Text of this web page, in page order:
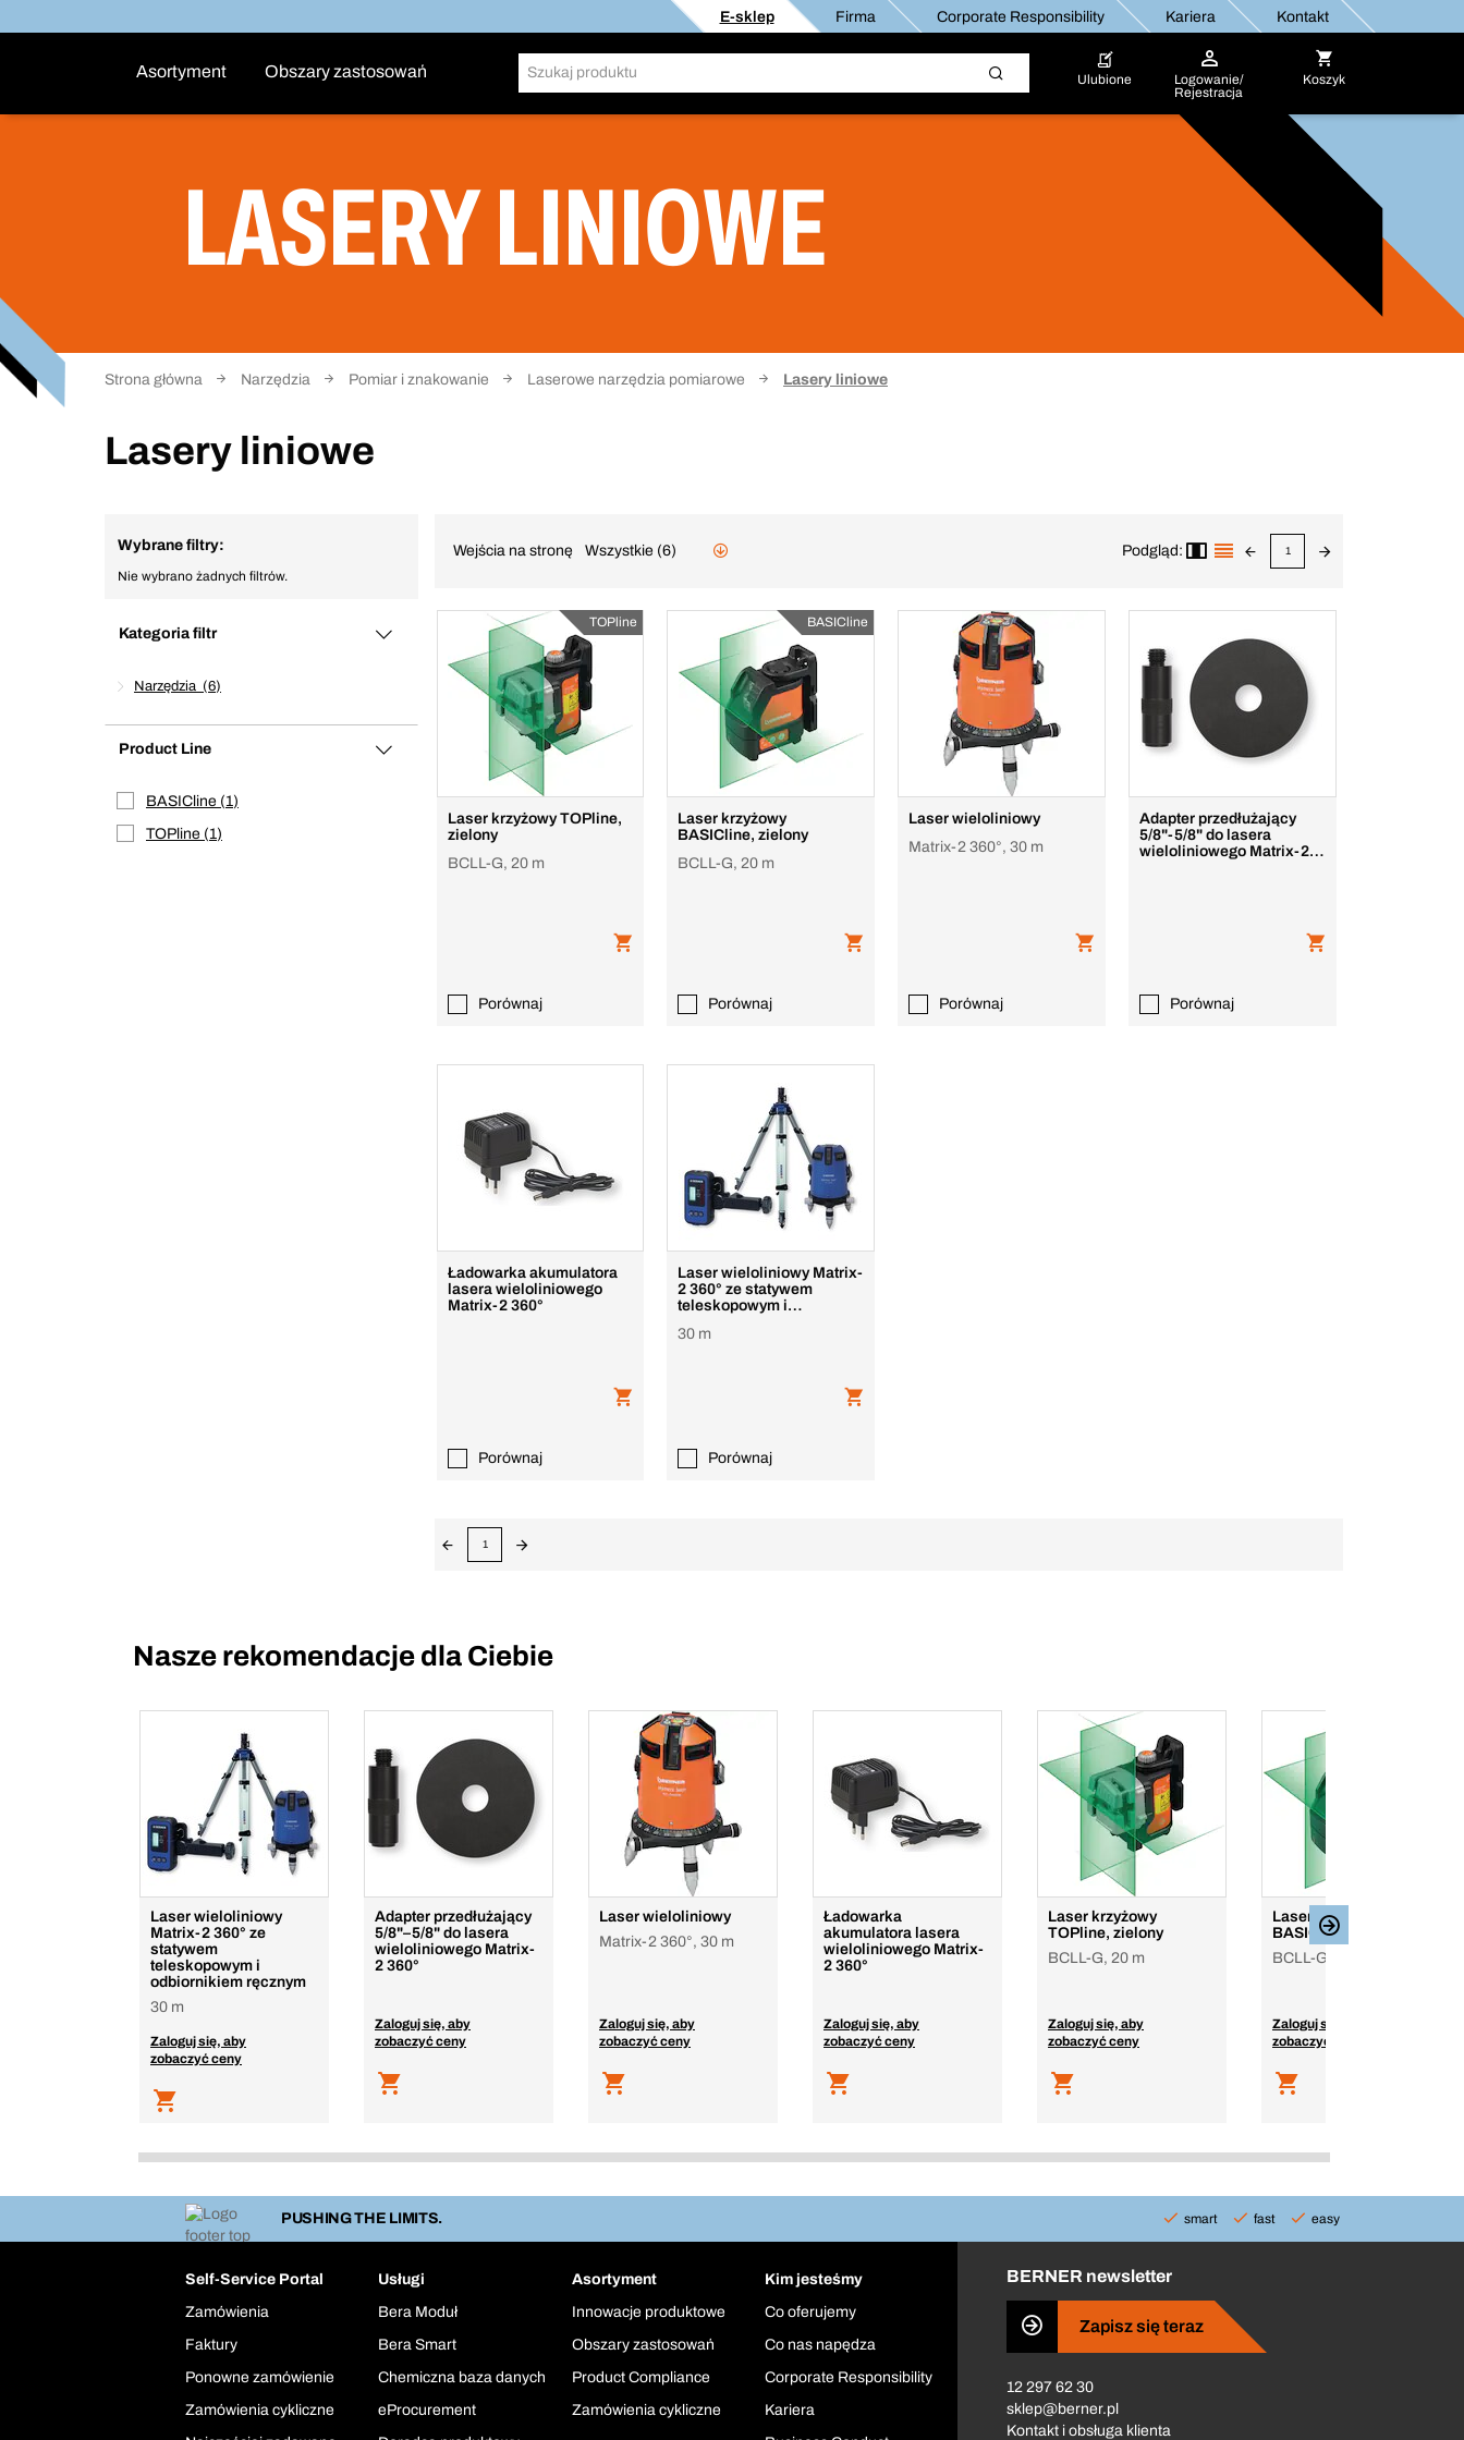
E-sklep Firma Corporate Responsibility Kariera Kontakt
Asortyment Obszary zastosowań Ulubione
Logowanie/
Rejestracja
Koszyk
LASERY LINIOWE
Strona główna Narzędzia Pomiar i znakowanie Laserowe narzędzia pomiarowe Lasery liniowe
Lasery liniowe
Wybrane filtry:
Nie wybrano żadnych filtrów.
Kategoria filtr
Narzędzia 6
Product Line
BASICline
1
TOPline
1
Wejścia na stronę Wszystkie (6) Podgląd: 1
TOPline
Laser krzyżowy TOPline,
zielony
BCLL-G, 20 m
Porównaj
BASICline
Laser krzyżowy
BASICline, zielony
BCLL-G, 20 m
Porównaj
Laser wieloliniowy
Matrix-2 360°, 30 m
Porównaj
Adapter przedłużający
5/8"-5/8" do lasera
wieloliniowego Matrix-2
Porównaj
Ładowarka akumulatora
lasera wieloliniowego
Matrix-2 360°
Porównaj
Laser wieloliniowy Matrix-
2 360° ze statywem
teleskopowym i
30 m
Porównaj
1
Nasze rekomendacje dla Ciebie
Laser wieloliniowy
Matrix-2 360° ze
statywem
teleskopowym i
odbiornikiem ręcznym
30 m
Zaloguj się, aby
zobaczyć ceny
Adapter przedłużający
5/8"–5/8" do lasera
wieloliniowego Matrix-
2 360°
Zaloguj się, aby
zobaczyć ceny
Laser wieloliniowy
Matrix-2 360°, 30 m
Zaloguj się, aby
zobaczyć ceny
Ładowarka
akumulatora lasera
wieloliniowego Matrix-
2 360°
Zaloguj się, aby
zobaczyć ceny
Laser krzyżowy
TOPline, zielony
BCLL-G, 20 m
Zaloguj się, aby
zobaczyć ceny
Laser krzyżowy
BASICline, zielony
BCLL-G, 20 m
Zaloguj się, aby
zobaczyć ceny
PUSHING THE LIMITS. smart fast easy
Self-Service Portal
Zamówienia
Faktury
Ponowne zamówienie
Zamówienia cykliczne
Usługi
Bera Moduł
Bera Smart
Chemiczna baza danych
eProcurement
Asortyment
Innowacje produktowe
Obszary zastosowań
Product Compliance
Zamówienia cykliczne
Kim jesteśmy
Co oferujemy
Co nas napędza
Corporate Responsibility
Kariera
BERNER newsletter
Zapisz się teraz
12 297 62 30
sklep@berner.pl
Kontakt i obsługa klienta